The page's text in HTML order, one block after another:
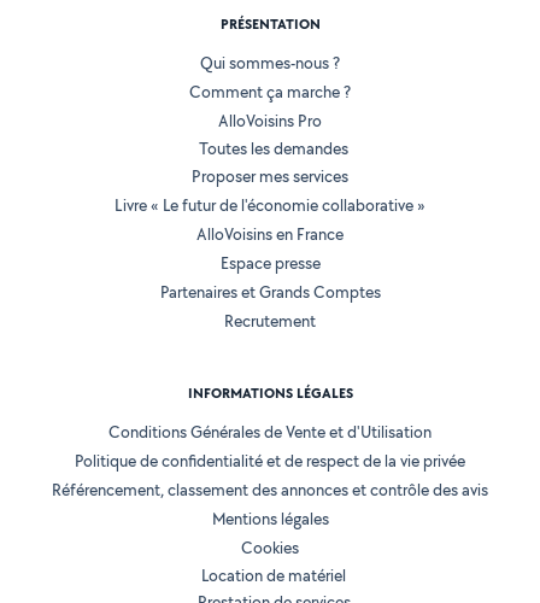
PRÉSENTATION
Qui sommes-nous ?
Comment ça marche ?
AlloVoisins Pro
Toutes les demandes
Proposer mes services
Livre « Le futur de l'économie collaborative »
AlloVoisins en France
Espace presse
Partenaires et Grands Comptes
Recrutement
INFORMATIONS LÉGALES
Conditions Générales de Vente et d'Utilisation
Politique de confidentialité et de respect de la vie privée
Référencement, classement des annonces et contrôle des avis
Mentions légales
Cookies
Location de matériel